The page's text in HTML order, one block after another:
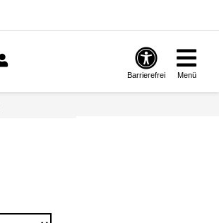
Barrierefrei Menü